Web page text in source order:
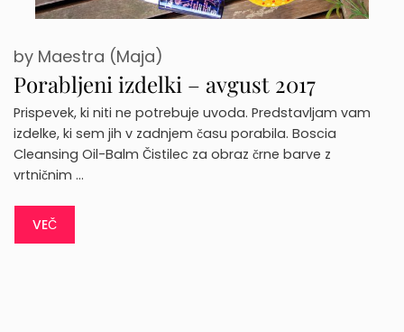
Porabljeni izdelki – avgust 2017
by Maestra (Maja)
Prispevek, ki niti ne potrebuje uvoda. Predstavljam vam
izdelke, ki sem jih v zadnjem času porabila. Boscia
Cleansing Oil-Balm Čistilec za obraz črne barve z
vrtničnim …
VEČ